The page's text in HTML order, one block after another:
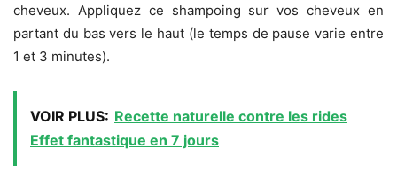
cheveux. Appliquez ce shampoing sur vos cheveux en
partant du bas vers le haut (le temps de pause varie entre
1 et 3 minutes).
VOIR PLUS: Recette naturelle contre les rides
Effet fantastique en 7 jours